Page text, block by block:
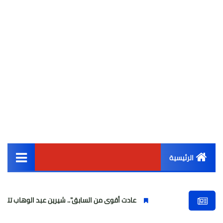
الرئيسية
أخبار مصر
عادت أقوى من السابق".. شيرين عبد الوهاب تتألق في